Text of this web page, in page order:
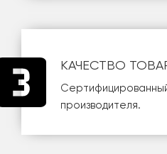
КАЧЕСТВО
производителя.